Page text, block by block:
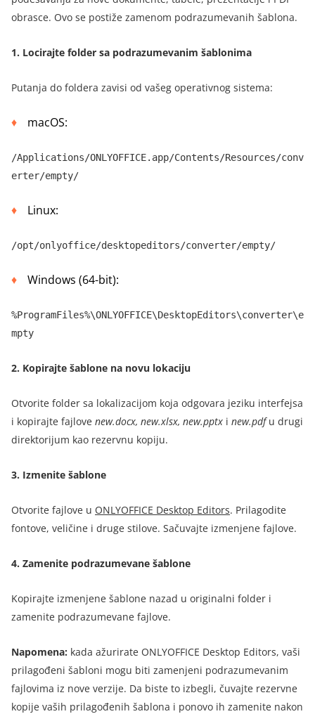
obrasce. Ovo se postiže zamenom podrazumevanih šablona.
1. Locirajte folder sa podrazumevanim šablonima
Putanja do foldera zavisi od vašeg operativnog sistema:
macOS:
/Applications/ONLYOFFICE.app/Contents/Resources/conv
erter/empty/
Linux:
/opt/onlyoffice/desktopeditors/converter/empty/
Windows (64-bit):
%ProgramFiles%\ONLYOFFICE\DesktopEditors\converter\e
mpty
2. Kopirajte šablone na novu lokaciju
Otvorite folder sa lokalizacijom koja odgovara jeziku interfejsa
i kopirajte fajlove new.docx, new.xlsx, new.pptx i new.pdfu drugi
direktorijum kao rezervnu kopiju.
3. Izmenite šablone
Otvorite fajlove u ONLYOFFICE Desktop Editors. Prilagodite
fontove, veličine i druge stilove. Sačuvajte izmenjene fajlove.
4. Zamenite podrazumevane šablone
Kopirajte izmenjene šablone nazad u originalni folder i
zamenite podrazumevane fajlove.
Napomena: kada ažurirate ONLYOFFICE Desktop Editors, vaši
prilagođeni šabloni mogu biti zamenjeni podrazumevanim
fajlovima iz nove verzije. Da biste to izbegli, čuvajte rezervne
kopije vaših prilagođenih šablona i ponovo ih zamenite nakon